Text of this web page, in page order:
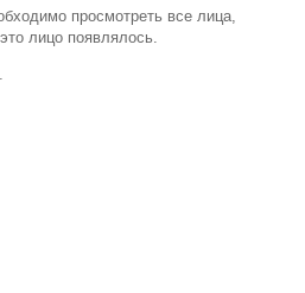
просмотреть все лица,
лицо появлялось.